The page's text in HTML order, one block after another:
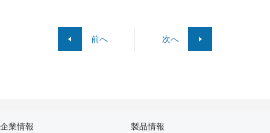
前へ 次へ
企業情報 製品情報